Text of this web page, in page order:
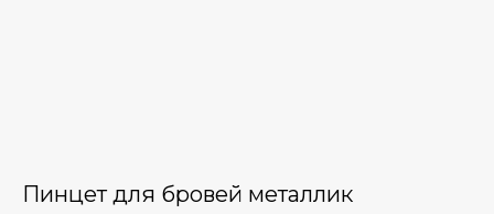
Пинцет для бровей металлик